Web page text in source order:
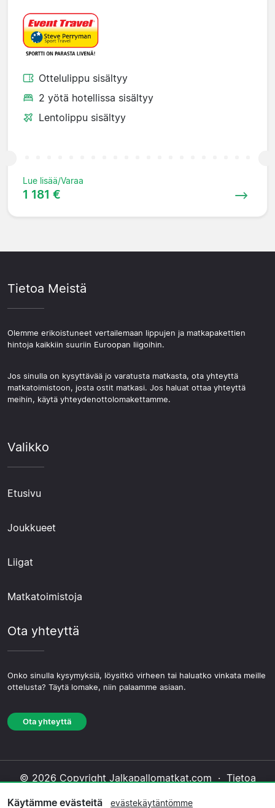
Ottelulippu sisältyy
2 yötä hotellissa sisältyy
Lentolippu sisältyy
Lue lisää/Varaa
1 181 €
Tietoa Meistä
Olemme erikoistuneet vertailemaan lippujen ja matkapakettien
hintoja kaikkiin suuriin Euroopan liigoihin.
Jos sinulla on kysyttävää jo varatusta matkasta, ota yhteyttä
matkatoimistoon, josta ostit matkasi. Jos haluat ottaa yhteyttä
meihin, käytä yhteydenottolomakettamme.
Valikko
Etusivu
Joukkueet
Liigat
Matkatoimistoja
Ota yhteyttä
Onko sinulla kysymyksiä, löysitkö virheen tai haluatko vinkata meille
ottelusta? Täytä lomake, niin palaamme asiaan.
Ota yhteyttä
© 2026 Copyright Jalkapallomatkat.com · Tietoa
Käytämme evästeitä evästekäytäntömme